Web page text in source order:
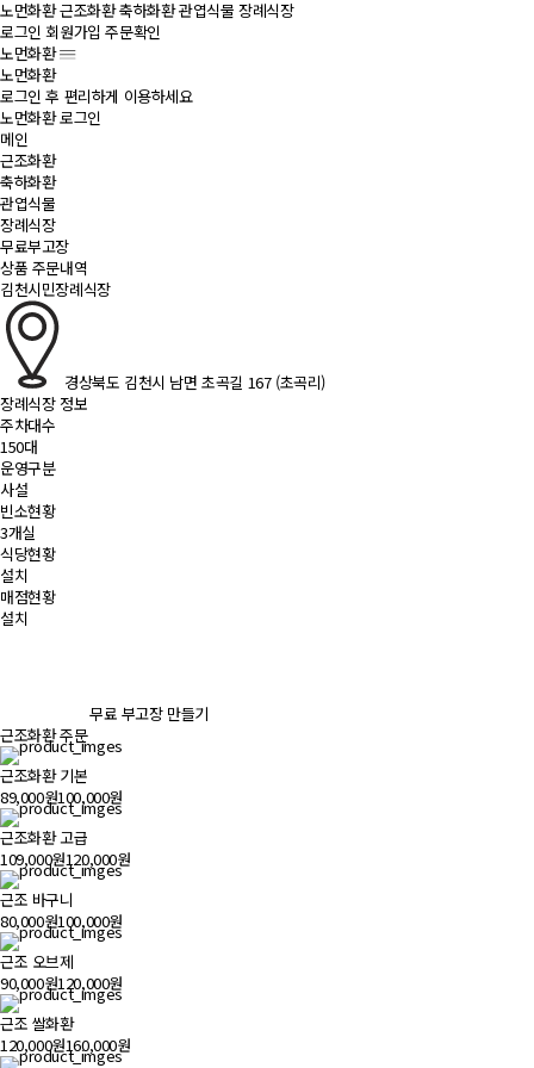
노먼화환근조화환축하화환관엽식물 장례식장
로그인 회원가입 주문확인
노먼화환
노먼화환
로그인 후 편리하게 이용하세요
노먼화환 로그인
메인
근조화환
축하화환
관엽식물
장례식장
무료부고장
상품 주문내역
김천시민장례식장
경상북도 김천시 남면 초곡길 167 (초곡리)
장례식장 정보
주차대수
150대
운영구분
사설
빈소현황
3개실
식당현황
설치
매점현황
설치
무료 부고장 만들기
근조화환 주문
근조화환 기본
89,000원100,000원
근조화환 고급
109,000원120,000원
근조 바구니
80,000원100,000원
근조 오브제
90,000원120,000원
근조 쌀화환
120,000원160,000원